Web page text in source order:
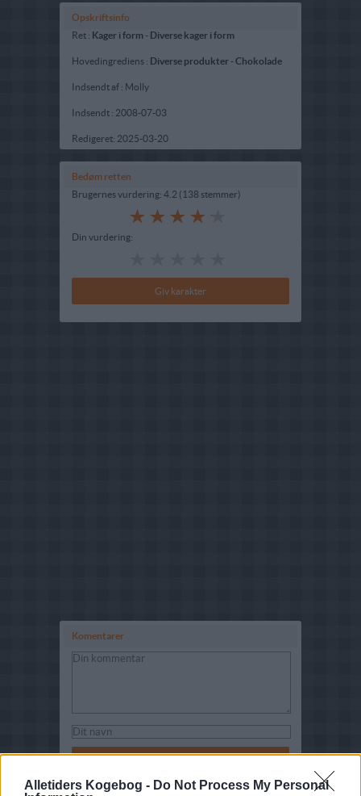
Alletiders Kogebog - Do Not Process My Personal
Opskriftsinfo
Ret : Kager i form - Diverse kager i form
Hovedingrediens : Diverse produkter -Chokolade
Indsendt af : Molly
Indsendt : 2008-07-03
Redigeret: 2025-03-20
Bedøm retten
Brugernes vurdering: 4.2 (138 stemmer)
Din vurdering:
Komentarer
Kommentaren skal godkendes før den bliver synlig